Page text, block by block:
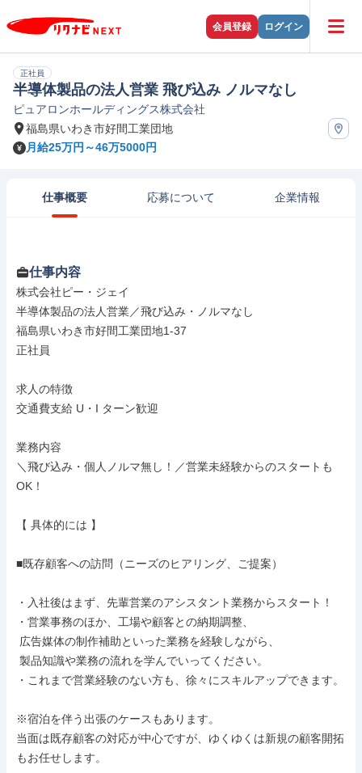
会員登録 ログイン
正社員
半導体製品の法人営業 飛び込み ノルマなし
ピュアロンホールディングス株式会社
福島県いわき市好間工業団地
月給25万円～46万5000円
仕事概要 応募について 企業情報
仕事内容
株式会社ピー・ジェイ
半導体製品の法人営業／飛び込み・ノルマなし
福島県いわき市好間工業団地1-37
正社員
求人の特徴
交通費支給 U・I ターン歓迎
業務内容
＼飛び込み・個人ノルマ無し！／営業未経験からのスタートも
OK！
【 具体的には 】
■既存顧客への訪問（ニーズのヒアリング、ご提案）
・入社後はまず、先輩営業のアシスタント業務からスタート！
・営業事務のほか、工場や顧客との納期調整、
・これまで営業経験のない方も、徐々にスキルアップできます。
※宿泊を伴う出張のケースもあります。
当面は既存顧客の対応が中心ですが、ゆくゆくは新規の顧客開拓
もお任せします。